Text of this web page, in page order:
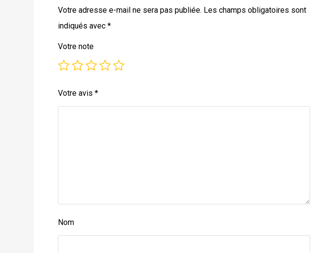
Votre adresse e-mail ne sera pas publiée. Les champs obligatoires sont
indiqués avec*
Votre note
Votre avis*
Nom